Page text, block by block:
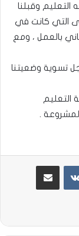
وقبلنا
التي كانت في
بالعمل ، ومع
تسوية وضعيتنا
التعليم
.
مشاركة عبر البريد